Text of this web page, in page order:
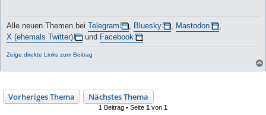
Alle neuen Themen bei Telegram , Bluesky , Mastodon
,
X (ehemals Twitter)
und Facebook
Zeige direkte Links zum Beitrag
Vorheriges Thema Nächstes Thema
1 Beitrag • Seite 1 von 1